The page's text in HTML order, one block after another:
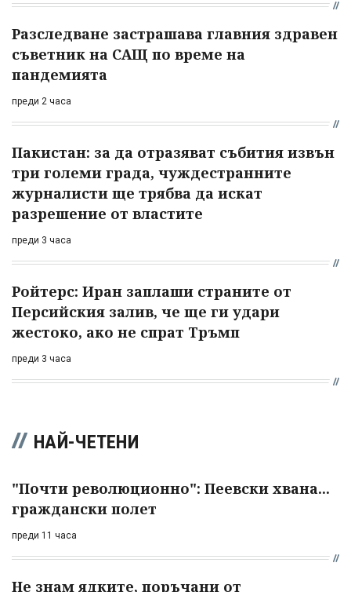
Разследване застрашава главния здравен
съветник на САЩ по време на
пандемията
преди 2 часа
Пакистан: за да отразяват събития извън
три големи града, чуждестранните
журналисти ще трябва да искат
разрешение от властите
преди 3 часа
Ройтерс: Иран заплаши страните от
Персийския залив, че ще ги удари
жестоко, ако не спрат Тръмп
преди 3 часа
НАЙ-ЧЕТЕНИ
"Почти революционно": Пеевски хвана...
граждански полет
преди 11 часа
Не знам ядките, поръчани от